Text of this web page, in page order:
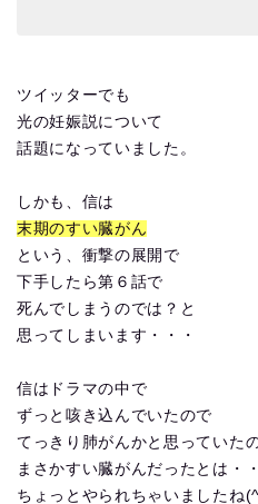
ツイッターでも
光の妊娠説について
話題になっていました。
しかも、信は
末期のすい臓がん
という、衝撃の展開で
下手したら第６話で
死んでしまうのでは？と
思ってしまいます・・・
信はドラマの中で
ずっと咳き込んでいたので
てっきり肺がんかと思っていた
まさかすい臓がんだったとは・
ちょっとやられちゃいましたね